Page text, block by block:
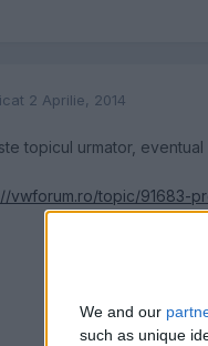
We and our
such as unique
2 Aprilie, 2014
topicul urmator,
vwforum.ro/topic/91683-